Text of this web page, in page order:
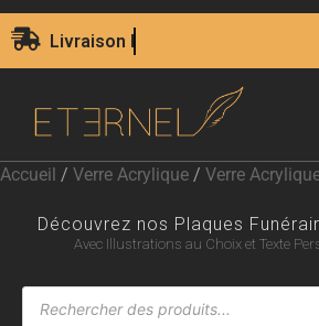
Livraison Express 24H00
Accueil / Verre Acrylique / Verre
Découvrez nos Plaques
Avec Illustrations au Choix et Texte